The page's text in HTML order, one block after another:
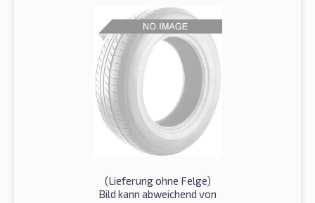
(Lieferung ohne Felge)
Bild kann abweichend von